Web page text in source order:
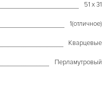
51 x 31
1(отличное)
Кварцевые
Перламутровый